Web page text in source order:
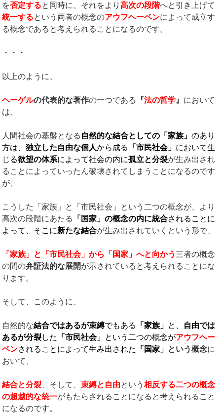
を否定すると同時に、それをより高次の段階へと引き上げて
統一するという両者の概念のアウフヘーベンによって成立す
る概念であると考えられることになるのです。
・・・
以上のように、
ヘーゲルの代表的な著作の一つである 『法の哲学 』 において
は、
人間社会の基盤となる 自然的な結合としての 「家族 」のあり
方は、独立した自由な個人から成る 「市民社会」 において生
じる欲望の体系によって社会の内に孤立と分裂が生み出され
ることによっていったん破壊されてしまうことになるのです
が、
こうした「家族」と「市民社会」という二つの概念が、より
高次の段階にあたる
「国家」の概念の内に統合されることに
よって、そこに新たな結合が生み出されていくという形で、
「家族」と「市民社会」から「国家」へと向かう 三者の概念
の間の弁証法的な展開が示されていると考えられることにな
ります。
そして、このように、
自然的な結合ではあるが束縛でもある 「家族」 と、 自由では
あるが分裂した 「市民社会」 という二つの概念がアウフヘー
ベンされることによって生み出された 「国家」 という概念に
おいて、
結合と分裂 、そして、 束縛と自由という相反する二つの概念
の超越的な統一がもたらされることになると考えられること
になるのです。